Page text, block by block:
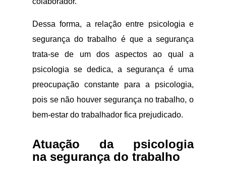
Dessa forma, a relação entre psicologia e
segurança do trabalho é que a segurança
trata-se de um dos aspectos ao qual a
psicologia se dedica, a segurança é uma
preocupação constante para a psicologia,
pois se não houver segurança no trabalho, o
bem-estar do trabalhador fica prejudicado.
Atuação da psicologia
na segurança do trabalho